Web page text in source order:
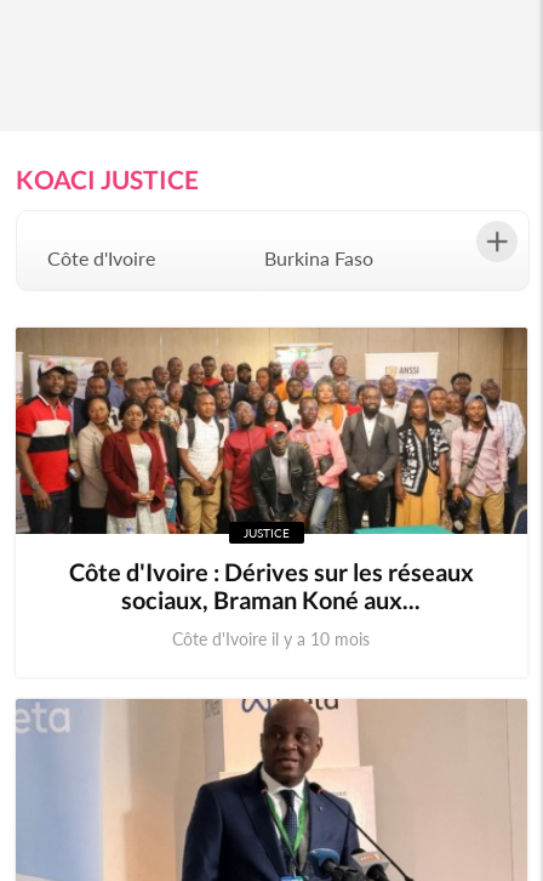
KOACI JUSTICE
Côte d'Ivoire Burkina Faso
Sénégal Bénin
Afrique du Sud Angola
Botswana Burundi
Cameroun Cap-Vert
Gambie
Guinée
Guinnée Equatorial
JUSTICE
Côte d'Ivoire : Dérives sur les réseaux
sociaux, Braman Koné aux...
Côte d'Ivoire il y a 10 mois